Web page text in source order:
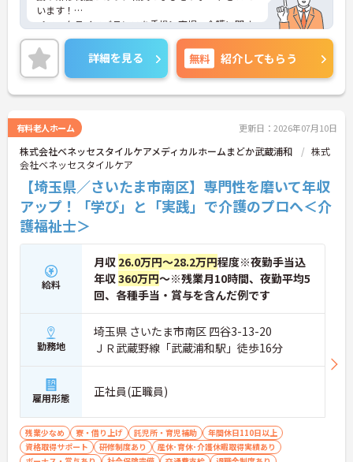
います！
＜ワークライフバランスを重視＞育児・介護に関す
る制度や社宅制度、各種手当など、長く安心して働
きやすい環境が整っています。
＜寄り添ったケアの実施＞利用者さまに深く寄り添
ったサービスの提供を目指し、職員の専門性を高め
るような人材育成にも注力されています。
詳細をお話ししますのでお気軽にご相談ください！
詳細を見る 無料 紹介してもらう
有料老人ホーム 更新日：2026年07月10日
株式会社ベネッセスタイルケアメディカルホームまどか武蔵浦和
株式
会社ベネッセスタイルケア
【埼玉県／さいたま市南区】専門性を磨いて年収
アップ！「学び」と「実践」で介護のプロへ＜介
護福祉士＞
給料
月収 26.0万円～28.2万円程度※夜勤手当込
年収360万円～※残業月10時間、夜勤平均5
回、各種手当・賞与を含んだ例です
勤務地
埼玉県 さいたま市南区 四谷3-13-20
ＪＲ武蔵野線「武蔵浦和駅」徒歩16分
雇用形態 正社員(正職員)
残業少なめ 寮・借り上げ 託児所・育児補助
年間休日110日以上
資格取得サポート
研修制度あり
産休･育休･介護休暇取得実績あり